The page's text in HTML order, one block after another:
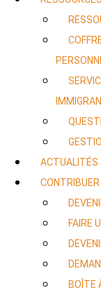
ACTUALITÉS
CONTRIBUER
FAIRE
BOÎTE